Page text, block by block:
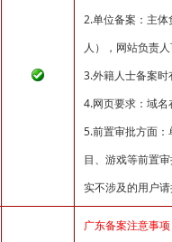
2.单位备案：主
人），网站负责
3.外籍人士备案
4.网页要求：域
5.前置审批方面
目、游戏等前置
实不涉及的用户
广东备案注意事项